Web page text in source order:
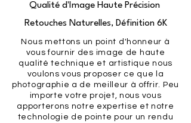
Qualité d'Image Haute Précision
Retouches Naturelles, Définition 6K
Nous mettons un point d'honneur à
vous fournir des image de haute
qualité technique et artistique nous
voulons vous proposer ce que la
photographie a de meilleur à offrir. Peu
importe votre projet, nous vous
apporterons notre expertise et notre
technologie de pointe pour un rendu